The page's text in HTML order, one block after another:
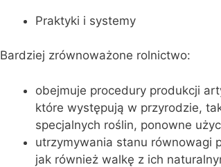
Praktyki i systemy
Bardziej zrównoważone rolnictwo:
obejmuje procedury produkcji
które występują w przyrodzie,
specjalnych roślin, ponowne
utrzymywania stanu równowagi
jak również walkę z ich